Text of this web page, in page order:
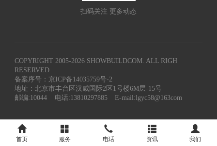
扫码关注 更多动态
COPYRIGHT 2005-2026 SHOWBUILDCOM. ALL RIGH
RESERVED
备案序号：京ICP备14035759号-2
地址：北京市丰台区汉威国际2区1号楼6M层-15号
邮编:10044
电话:13810297885 E-mail:lgyc58@163com
首页 服务 电话 资讯 我们